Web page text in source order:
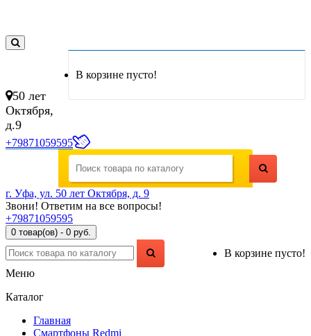
В корзине пусто!
50 лет
Октября,
д.9
+79871059595
г. Уфа, ул. 50 лет Октября, д. 9
Звони! Ответим на все вопросы!
+79871059595
0 товар(ов) - 0 руб.
В корзине пусто!
Меню
Каталог
Главная
Смартфоны Redmi